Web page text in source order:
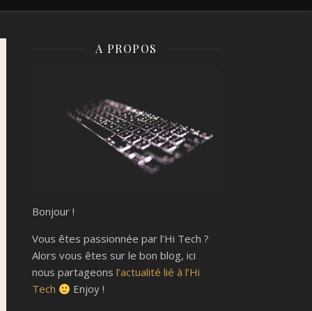
A PROPOS
Bonjour !
Vous êtes passionnée par l’Hi Tech ?
Alors vous êtes sur le bon blog, ici
nous partageons l’actualité lié à l’Hi
Tech
Enjoy !